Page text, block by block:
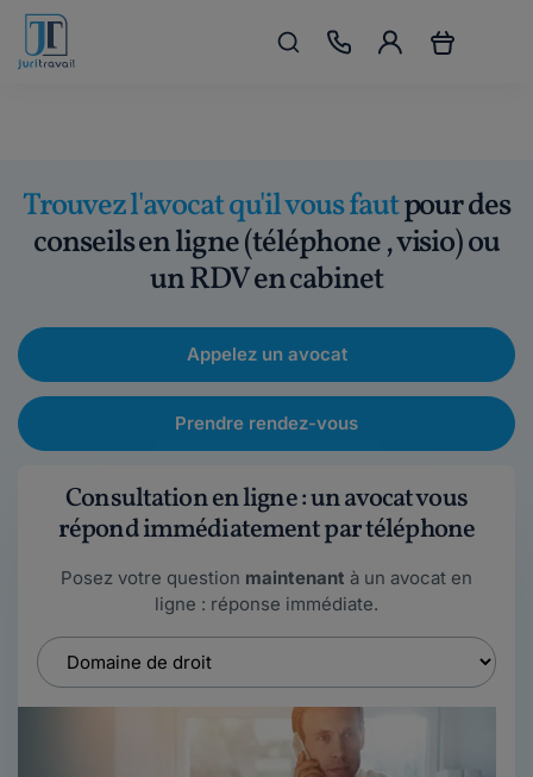
Trouvez l'avocat qu'il vous fautpour des
conseils en ligne (téléphone , visio) ou
un RDV en cabinet
Appelez un avocat
Prendre rendez-vous
Consultation en ligne : un avocat vous
répond immédiatement par téléphone
Posez votre question maintenant à un avocat en
ligne : réponse immédiate.